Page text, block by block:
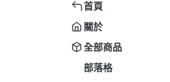
首頁
關於
全部商品
部落格